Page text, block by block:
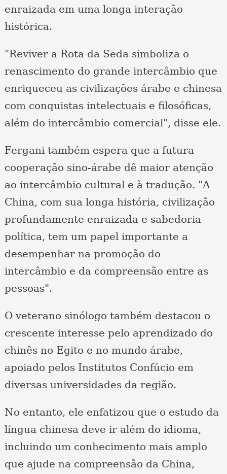
enraizada em uma longa interação
histórica.
"Reviver a Rota da Seda simboliza o
renascimento do grande intercâmbio que
enriqueceu as civilizações árabe e chinesa
com conquistas intelectuais e filosóficas,
além do intercâmbio comercial", disse ele.
Fergani também espera que a futura
cooperação sino-árabe dê maior atenção
ao intercâmbio cultural e à tradução. "A
China, com sua longa história, civilização
profundamente enraizada e sabedoria
política, tem um papel importante a
desempenhar na promoção do
intercâmbio e da compreensão entre as
pessoas".
O veterano sinólogo também destacou o
crescente interesse pelo aprendizado do
chinês no Egito e no mundo árabe,
apoiado pelos Institutos Confúcio em
diversas universidades da região.
No entanto, ele enfatizou que o estudo da
língua chinesa deve ir além do idioma,
incluindo um conhecimento mais amplo
que ajude na compreensão da China,